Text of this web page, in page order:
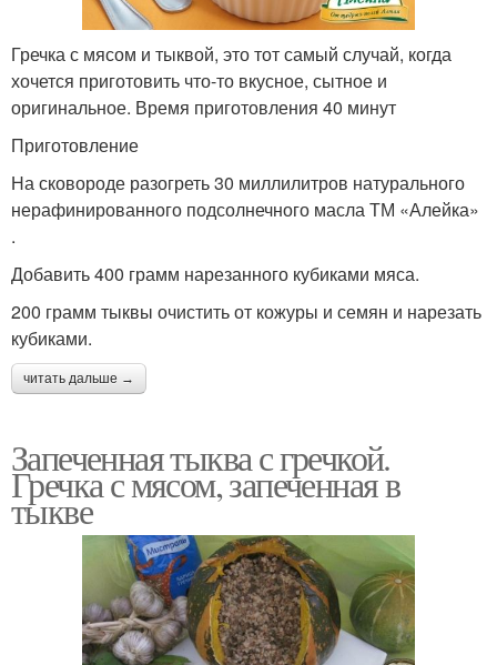
Гречка с мясом и тыквой, это тот самый случай, когда
хочется приготовить что-то вкусное, сытное и
оригинальное. Время приготовления 40 минут
Приготовление
На сковороде разогреть 30 миллилитров натурального
нерафинированного подсолнечного масла ТМ «Алейка»
.
Добавить 400 грамм нарезанного кубиками мяса.
200 грамм тыквы очистить от кожуры и семян и нарезать
кубиками.
читать дальше →
Запеченная тыква с гречкой.
Гречка с мясом, запеченная в
тыкве